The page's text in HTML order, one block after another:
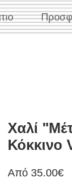
Χαλί
Κόκκινο
Από 35.00€